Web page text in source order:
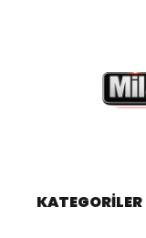
KATEGORİLER